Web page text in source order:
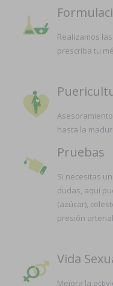
Realizamos
prescriba tu
hasta la
Pruebas
Si necesitas
dudas, aquí
(azúcar),
presión
Vida
Mejora la